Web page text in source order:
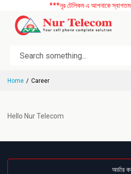
***নূর টেলিকম এ আপনাকে স্বাগতম
Home Career
Hello Nur Telecom
অর্ডার